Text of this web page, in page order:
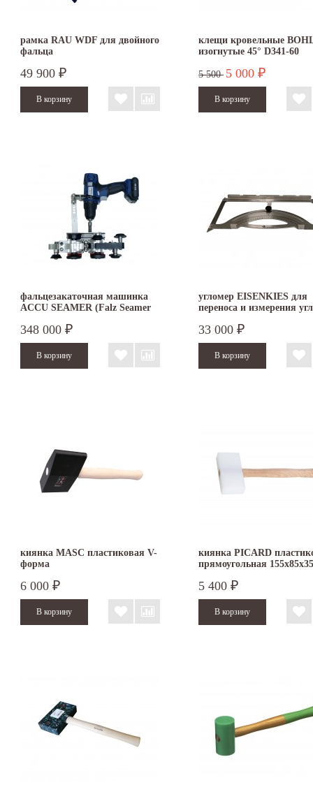
рамка RAU WDF для двойного
фальца
49 900 ₽
клещи кровельные
изогнутые 45° D341-60
5 500 5 000 ₽
фальцезакаточная машинка
ACCU SEAMER (Falz Seamer
348 000 ₽
угломер EISENKIES для
переноса и измерения
33 000 ₽
киянка MASC пластиковая V-
форма
6 000 ₽
киянка PICARD
прямоугольная
5 400 ₽